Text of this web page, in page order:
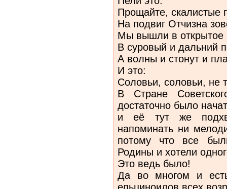
Прощайте, скалистые
На подвиг Отчизна
Мы вышли в открытое
В суровый и дальний
А волны и стонут и
И это:
Соловьи, соловьи, не
В Стране
достаточно было
и её тут же
напоминать ни
потому что все
Родины и хотели
Это ведь было!
Да во многом и